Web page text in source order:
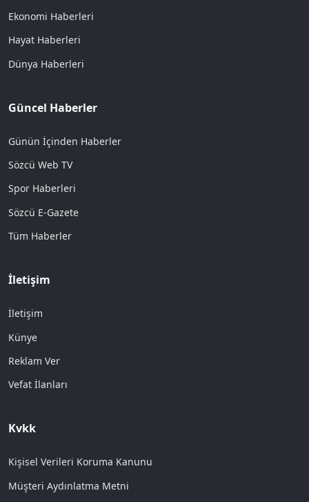
Ekonomi Haberleri
Hayat Haberleri
Dünya Haberleri
Güncel Haberler
Günün İçinden Haberler
Sözcü Web TV
Spor Haberleri
Sözcü E-Gazete
Tüm Haberler
İletişim
İletişim
Künye
Reklam Ver
Vefat İlanları
Kvkk
Kişisel Verileri Koruma Kanunu
Müşteri Aydınlatma Metni